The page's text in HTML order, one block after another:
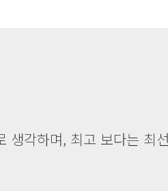
생각하며, 최고 보다는 최